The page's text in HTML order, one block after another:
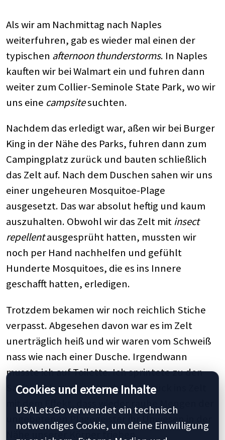
Als wir am Nachmittag nach Naples
weiterfuhren, gab es wieder mal einen der
typischen afternoon thunderstorms. In Naples
kauften wir bei Walmart ein und fuhren dann
weiter zum Collier-Seminole State Park, wo wir
uns eine campsitesuchten.
Nachdem das erledigt war, aßen wir bei Burger
King in der Nähe des Parks, fuhren dann zum
Campingplatz zurück und bauten schließlich
das Zelt auf. Nach dem Duschen sahen wir uns
einer ungeheuren Mosquitoe-Plage
ausgesetzt. Das war absolut heftig und kaum
auszuhalten. Obwohl wir das Zelt mitinsect
repellentausgesprüht hatten, mussten wir
noch per Hand nachhelfen und gefühlt
Hunderte Mosquitoes, die es ins Innere
geschafft hatten, erledigen.
Trotzdem bekamen wir noch reichlich Stiche
verpasst. Abgesehen davon war es im Zelt
unerträglich heiß und wir waren vom Schweiß
nass wie nach einer Dusche. Irgendwann
musste ich auf Toilette. Ich sprintete zu den
Sanitäranlagen und hechtete zurück ins Zelt
mit dem Effekt, dass wieder rauhe Mengen der
ungebetenen Plagegeister ihr Unwesen in der
Nähe unserer Körper trieben.
Cookies und externe Inhalte
USALetsGo verwendet ein technisch
notwendiges Cookie, um deine Einwilligung